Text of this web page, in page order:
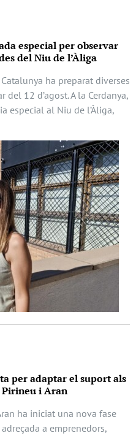
especial per observar
del Niu de l’Àliga
ha preparat diverses
12 d’agost. A la Cerdanya,
especial al Niu de l’Àliga,
per adaptar el suport als
Pirineu i Aran
ha iniciat una nova fase
a emprenedors,